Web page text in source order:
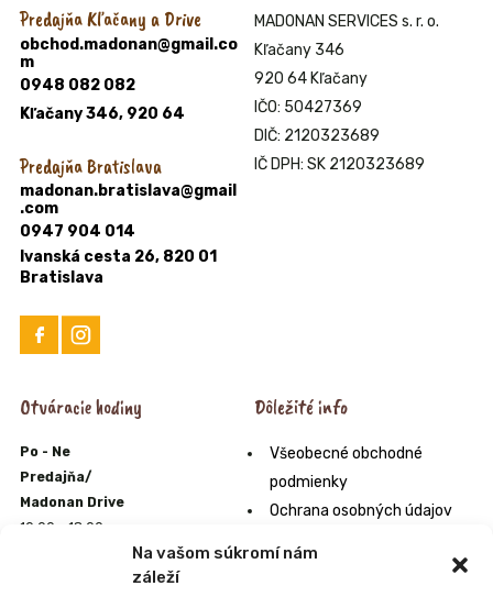
Na vašom súkromí nám
záleží
Predajňa Kľačany a Drive
obchod.madonan@gmail.co
m
0948 082 082
Kľačany 346, 920 64
Predajňa Bratislava
madonan.bratislava@gmail
.com
0947 904 014
Ivanská cesta 26, 820 01
Bratislava
MADONAN SERVICES s. r. o.
Kľačany 346
920 64 Kľačany
IČO: 50427369
DIČ: 2120323689
IČ DPH: SK 2120323689
Otváracie hodiny
Po - Ne
Predajňa/
Madonan Drive
10:00 - 18:00
Dôležité info
Všeobecné obchodné
podmienky
Ochrana osobných údajov